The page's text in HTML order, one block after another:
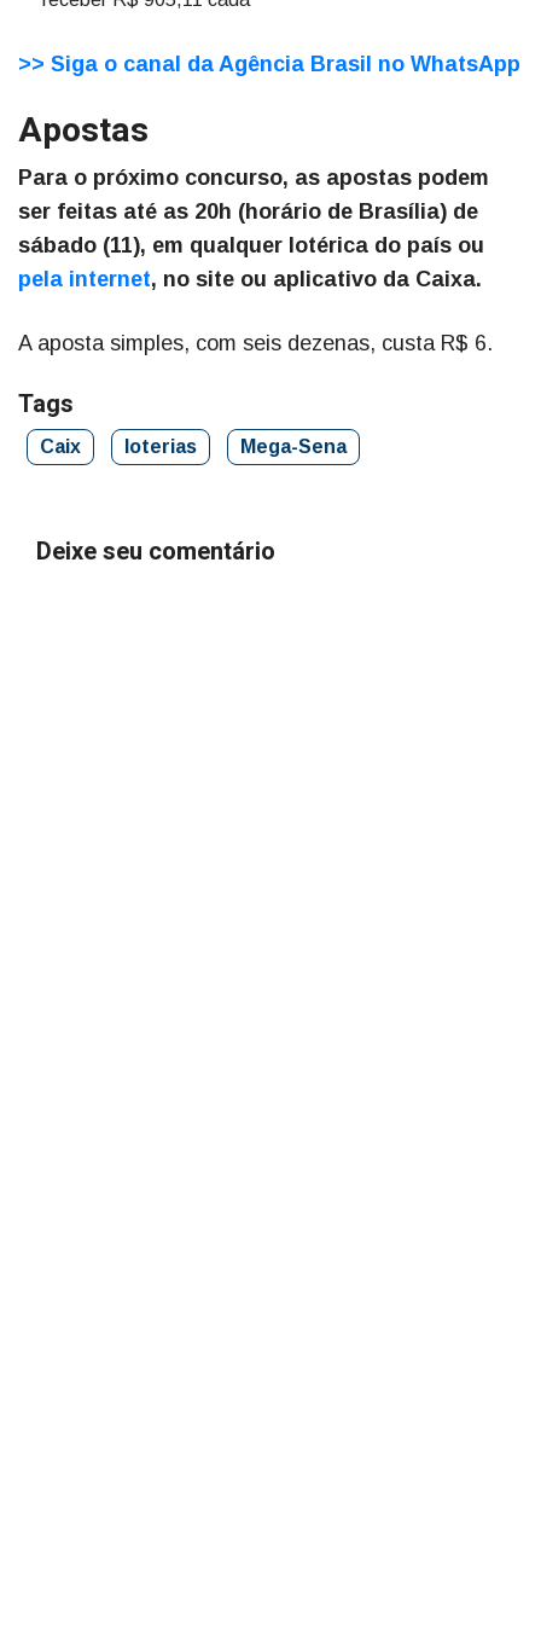
>> Siga o canal da Agência Brasil no WhatsApp
Apostas
Para o próximo concurso, as apostas podem
ser feitas até as 20h (horário de Brasília) de
sábado (11), em qualquer lotérica do país ou
pela internet, no site ou aplicativo da Caixa.
A aposta simples, com seis dezenas, custa R$ 6.
Tags
Caix loterias Mega-Sena
Deixe seu comentário